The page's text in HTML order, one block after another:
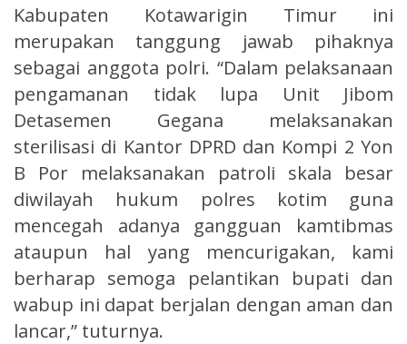
Kabupaten Kotawarigin Timur ini
merupakan tanggung jawab pihaknya
sebagai anggota polri. “Dalam pelaksanaan
pengamanan tidak lupa Unit Jibom
Detasemen Gegana melaksanakan
sterilisasi di Kantor DPRD dan Kompi 2 Yon
B Por melaksanakan patroli skala besar
diwilayah hukum polres kotim guna
mencegah adanya gangguan kamtibmas
ataupun hal yang mencurigakan, kami
berharap semoga pelantikan bupati dan
wabup ini dapat berjalan dengan aman dan
lancar,” tuturnya.